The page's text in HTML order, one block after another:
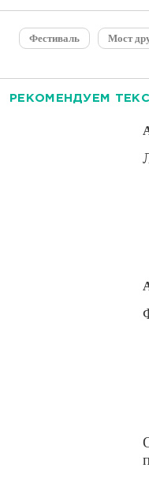
Фестиваль Мост
РЕКОМЕНДУЕМ